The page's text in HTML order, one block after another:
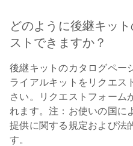
どのように後継キッ
ストできますか？
後継キットのカタログペー
ライアルキットをリクエス
さい。リクエストフォーム
れます。注：お使いの国に
提供に関する規定および法
す。